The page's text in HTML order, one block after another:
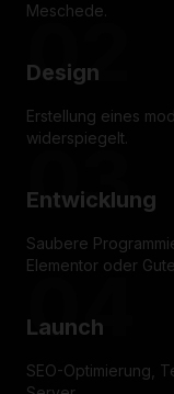
Meschede.
02
Design
Erstellung eines
widerspiegelt.
03
Entwicklung
Saubere
Elementor oder
04
Launch
SEO-Optimierung,